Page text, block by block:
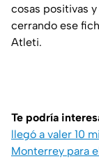
cosas positivas
cerrando ese
Atleti.
Te podría
llegó a valer 10
Monterrey para